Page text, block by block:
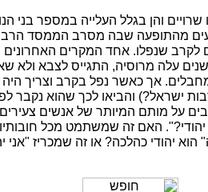
והן בגלל העלייה במספר בני
מהתופעה שבה מסרב הממסד
שנפלו. אחד המקרים האחרונים
עלה מרוסיה, התגייס לצבא ולא
אך כאשר נפל בקרב וצריך היה
ישראל?) והביאו לכך שהוא נקבר
על מותם המיותר של אנשים
יהודי?". האם זה שמשתמט מכל
יהודי כהלכה? או זה שמכריז "אני